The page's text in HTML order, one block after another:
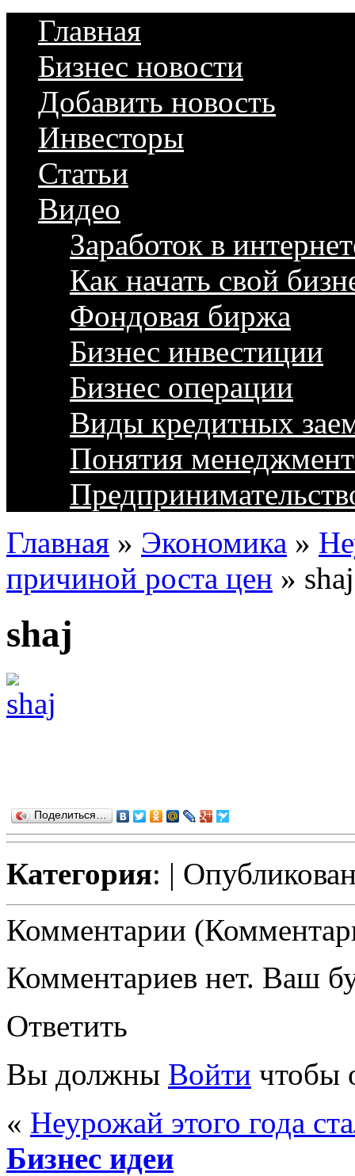
Главная
Бизнес новости
Добавить новость
Инвесторы
Статьи
Видео
Заработок в
Как начать свой
Фондовая биржа
Бизнес инвестиции
Бизнес операции
Виды кредитных
Понятия
Главная » Экономика »
причиной роста цен » shaj
shaj
Поделиться…
Категория: |
Комментарии
Комментариев нет. Ваш
Ответить
Вы должны Войти чтобы
« Неурожай этого года
Бизнес идеи